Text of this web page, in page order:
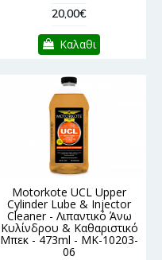
20,00€
Καλαθι
Motorkote UCL Upper
Cylinder Lube & Injector
Cleaner - Λιπαντικό Άνω
Κυλίνδρου & Καθαριστικό
Μπεκ - 473ml - MK-10203-
06